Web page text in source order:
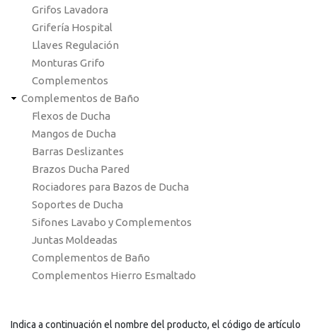
Grifos Lavadora
Grifería Hospital
Llaves Regulación
Monturas Grifo
Complementos
Complementos de Baño
Flexos de Ducha
Mangos de Ducha
Barras Deslizantes
Brazos Ducha Pared
Rociadores para Bazos de Ducha
Soportes de Ducha
Sifones Lavabo y Complementos
Juntas Moldeadas
Complementos de Baño
Complementos Hierro Esmaltado
Indica a continuación el nombre del producto, el código de artículo